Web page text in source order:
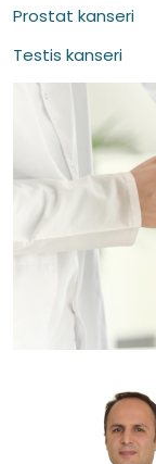
Prostat kanseri
Testis kanseri